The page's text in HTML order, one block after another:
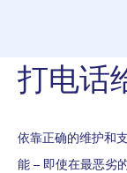
打电话
依靠正确的维护和
能 – 即使在最恶劣